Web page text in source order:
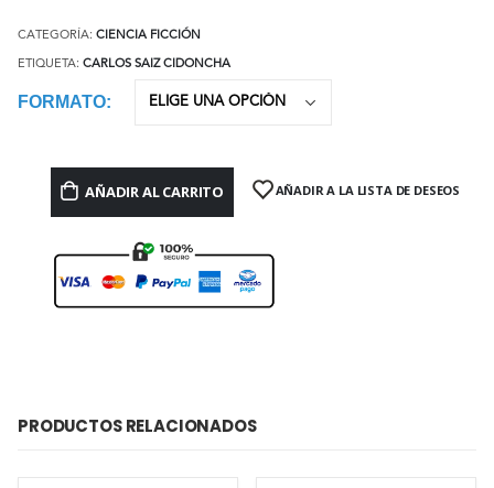
CATEGORÍA: CIENCIA FICCIÓN
ETIQUETA: CARLOS SAIZ CIDONCHA
FORMATO
AÑADIR AL CARRITO AÑADIR A LA LISTA DE DESEOS
PRODUCTOS RELACIONADOS